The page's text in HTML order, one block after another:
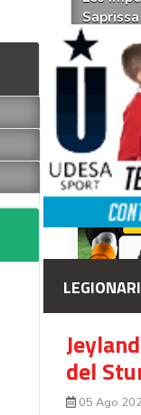
Celso
Your
del
05 Ago